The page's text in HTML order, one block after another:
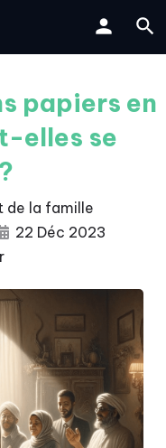
papiers en
elles se
de la famille
22 Déc 2023